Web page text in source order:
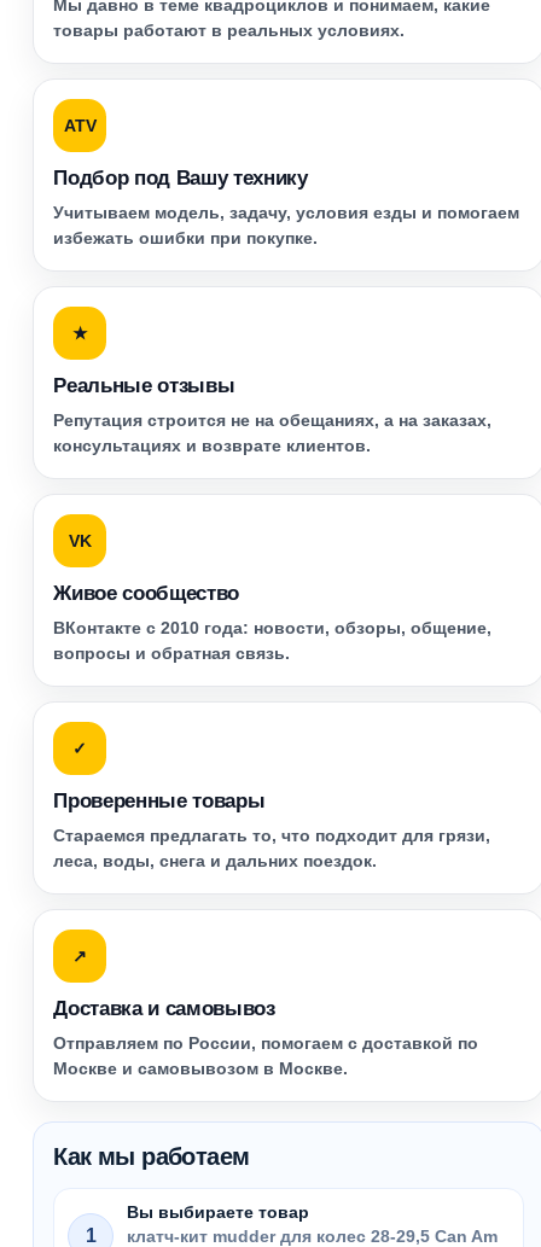
Мы давно в теме квадроциклов и понимаем, какие
товары работают в реальных условиях.
ATV
Подбор под Вашу технику
Учитываем модель, задачу, условия езды и помогаем
избежать ошибки при покупке.
★
Реальные отзывы
Репутация строится не на обещаниях, а на заказах,
консультациях и возврате клиентов.
VK
Живое сообщество
ВКонтакте с 2010 года: новости, обзоры, общение,
вопросы и обратная связь.
✓
Проверенные товары
Стараемся предлагать то, что подходит для грязи,
леса, воды, снега и дальних поездок.
↗
Доставка и самовывоз
Отправляем по России, помогаем с доставкой по
Москве и самовывозом в Москве.
Как мы работаем
1
Вы выбираете товар
клатч-кит mudder для колес 28-29,5 Can Am